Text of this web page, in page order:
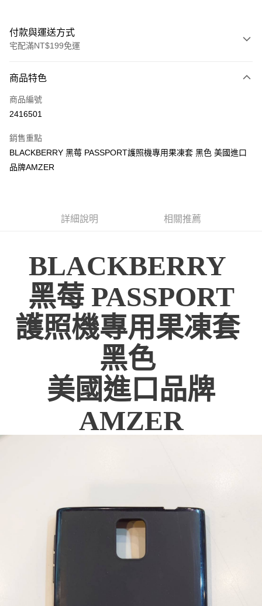
付款與運送方式
宅配滿NT$199免運
信用卡一次付款
LINE Pay
悠遊付
ATM付款
便利帶 2~3工作天(國定假日無配送)
到店自取-台北信義門市 (租借商品請先詢問客服)
每筆NT$100，滿NT$199(含以上)免運費
商品特色
商品編號
2416501
銷售重點
BLACKBERRY 黑莓 PASSPORT護照機專用果凍套 黑色 美國進口
品牌AMZER
詳細說明 相關推薦
BLACKBERRY
黑莓 PASSPORT
護照機專用果凍套
黑色
美國進口品牌
AMZER